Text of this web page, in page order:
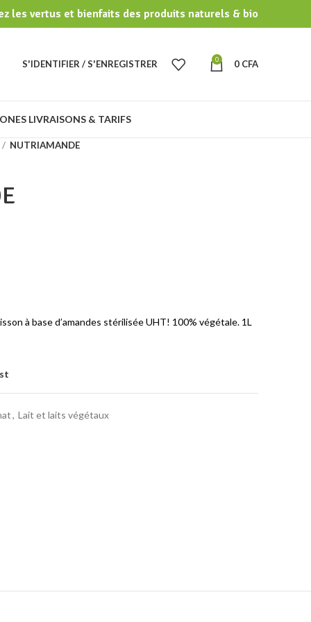
les vertus et bienfaits des produits naturels & bio
S'IDENTIFIER / S'ENREGISTRER 0 0 CFA
LIVRAISONS & TARIFS
NUTRIAMANDE
à base d’amandes stérilisée UHT! 100% végétale. 1L
, Lait et laits végétaux